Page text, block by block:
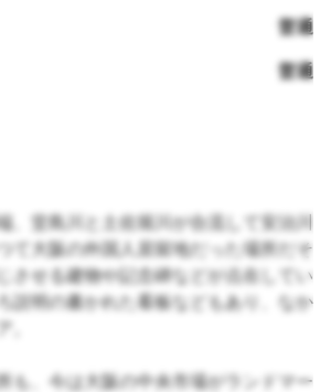
普通
普通
、堂島川と土佐堀川が合流して安治川
て大阪の外国人居留地だった場所だそ
させる建物や記念碑などが点在してい
説明の書かれた看板などもあり、なか
。
も、今は大阪の中央市場がランドマー